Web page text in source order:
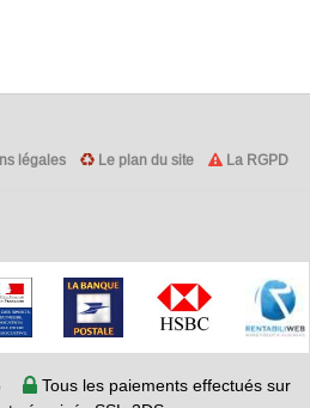
légales Le plan du site La RGPD
Tous les paiements effectués sur